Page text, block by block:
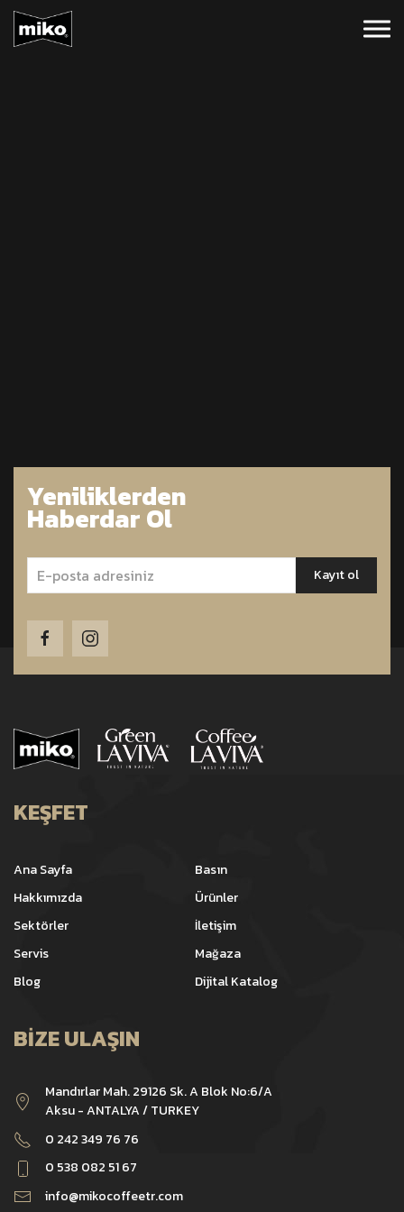
Yeniliklerden
Haberdar Ol
KEŞFET
Ana Sayfa
Hakkımızda
Sektörler
Servis
Blog
Basın
Ürünler
İletişim
Mağaza
Dijital Katalog
BIZE ULAŞIN
Mandırlar Mah. 29126 Sk. A Blok No:6/A
Aksu - ANTALYA / TURKEY
0 242 349 76 76
0 538 082 51 67
info@mikocoffeetr.com